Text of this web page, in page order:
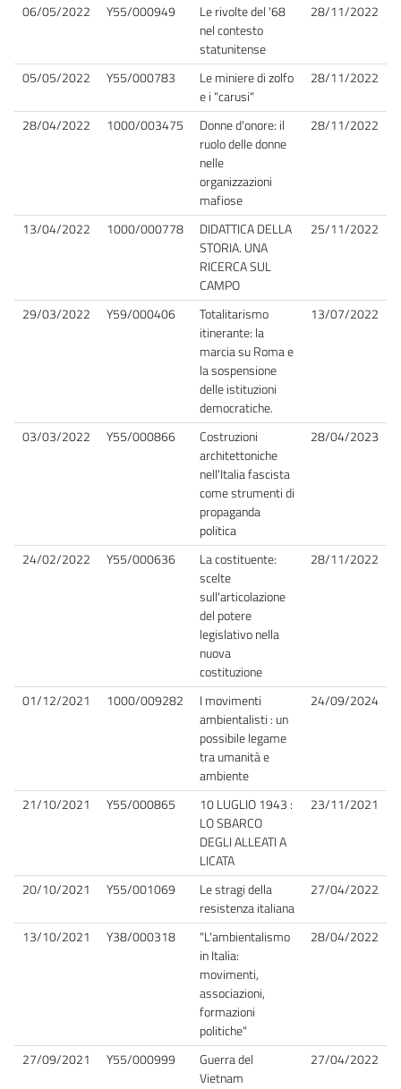
06/05/2022 Y55/000949
Le rivolte del '68
nel contesto
statunitense
28/11/2022
05/05/2022 Y55/000783
Le miniere di zolfo
e i "carusi"
28/11/2022
28/04/2022 1000/003475
Donne d'onore: il
ruolo delle donne
nelle
organizzazioni
mafiose
28/11/2022
13/04/2022 1000/000778
DIDATTICA DELLA
STORIA. UNA
RICERCA SUL
CAMPO
25/11/2022
29/03/2022 Y59/000406
Totalitarismo
itinerante: la
marcia su Roma e
la sospensione
delle istituzioni
democratiche.
13/07/2022
03/03/2022 Y55/000866
Costruzioni
architettoniche
nell'Italia fascista
come strumenti di
propaganda
politica
28/04/2023
24/02/2022 Y55/000636
La costituente:
scelte
sull'articolazione
del potere
legislativo nella
nuova
costituzione
28/11/2022
01/12/2021 1000/009282
I movimenti
ambientalisti : un
possibile legame
tra umanità e
ambiente
24/09/2024
21/10/2021 Y55/000865
10 LUGLIO 1943 :
LO SBARCO
DEGLI ALLEATI A
LICATA
23/11/2021
20/10/2021 Y55/001069
Le stragi della
resistenza italiana
27/04/2022
13/10/2021 Y38/000318
"L'ambientalismo
in Italia:
movimenti,
associazioni,
formazioni
politiche"
28/04/2022
27/09/2021 Y55/000999
Guerra del
Vietnam
27/04/2022